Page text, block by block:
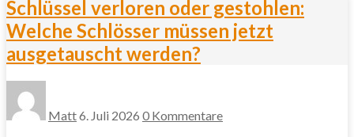
Schlüssel verloren oder gestohlen:
Welche Schlösser müssen jetzt
ausgetauscht werden?
Matt6. Juli 2026 0 Kommentare